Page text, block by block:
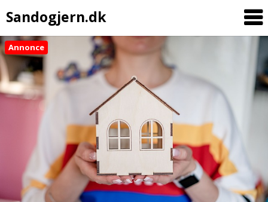
Sandogjern.dk
Skip
to
content
Annonce